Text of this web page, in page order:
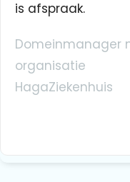
is afspraak.
Domeinmanager
organisatie
HagaZiekenhuis